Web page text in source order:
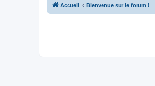
Accueil Bienvenue sur le forum !